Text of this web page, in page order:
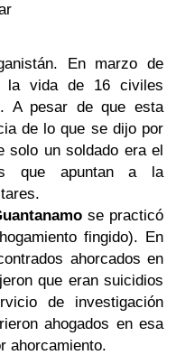
En marzo de
la vida de 16 civiles
A pesar de que esta
de lo que se dijo por
solo un soldado era el
que apuntan a la
se practicó
fingido). En
ahorcados en
que eran suicidios
de investigación
ahogados en esa
ahorcamiento.